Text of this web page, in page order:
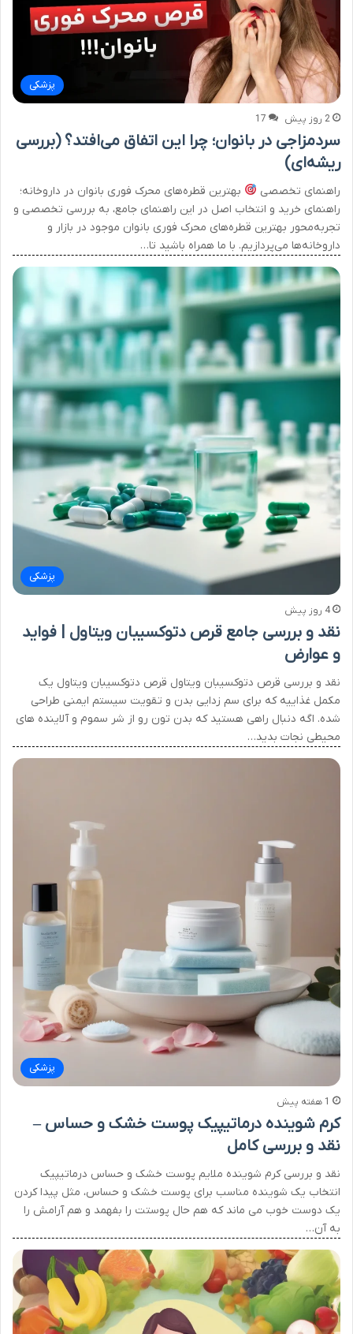
پزشکی
2 روز پیش 17
سردمزاجی در بانوان؛ چرا این اتفاق می‌افتد؟ (بررسی
ریشه‌ای)
راهنمای تخصصی
بهترین قطره‌های محرک فوری بانوان در داروخانه؛
راهنمای خرید و انتخاب اصل در این راهنمای جامع، به بررسی تخصصی و
تجربه‌محور بهترین قطره‌های محرک فوری بانوان موجود در بازار و
داروخانه‌ها می‌پردازیم. با ما همراه باشید تا…
پزشکی
4 روز پیش
نقد و بررسی جامع قرص دتوکسیبان ویتاول | فواید
و عوارض
نقد و بررسی قرص دتوکسیبان ویتاول قرص دتوکسیبان ویتاول یک
مکمل غذاییه که برای سم زدایی بدن و تقویت سیستم ایمنی طراحی
شده. اگه دنبال راهی هستید که بدن تون رو از شر سموم و آلاینده های
محیطی نجات بدید…
پزشکی
1 هفته پیش
کرم شوینده درماتیپیک پوست خشک و حساس –
نقد و بررسی کامل
نقد و بررسی کرم شوینده ملایم پوست خشک و حساس درماتیپیک
انتخاب یک شوینده مناسب برای پوست خشک و حساس، مثل پیدا کردن
یک دوست خوب می ماند که هم حال پوستت را بفهمد و هم آرامش را
به آن…